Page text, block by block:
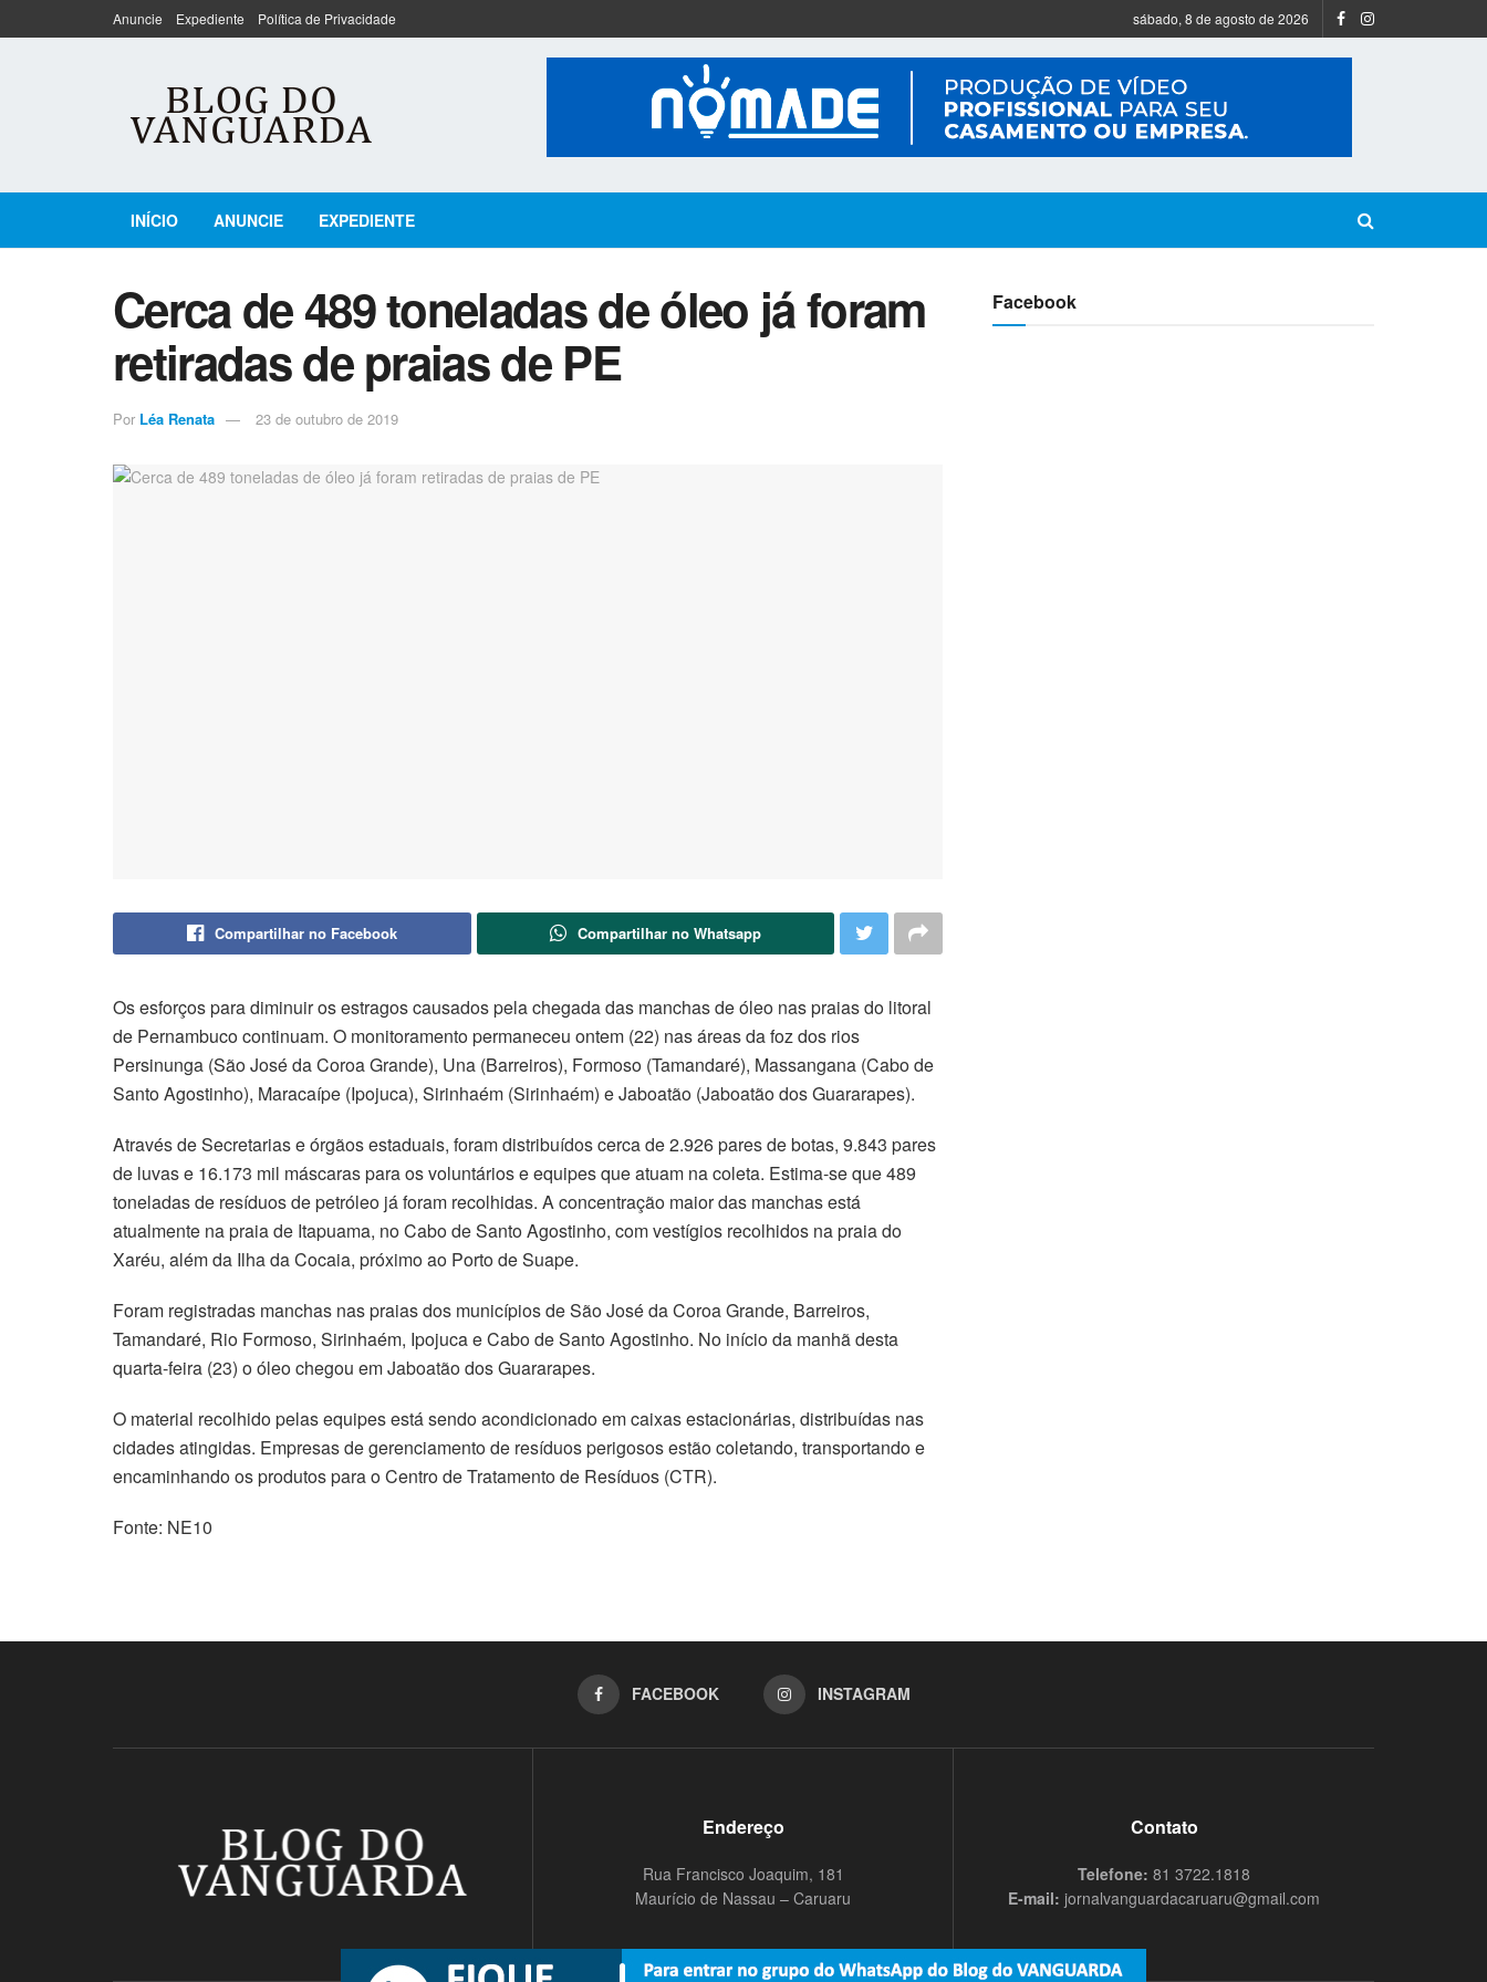
Anuncie Expediente Política de Privacidade sábado, 8 de agosto de 2026
INÍCIO ANUNCIE EXPEDIENTE
Cerca de 489 toneladas de óleo já foram
retiradas de praias de PE
Por Léa Renata 23 de outubro de 2019
Compartilhar no Facebook Compartilhar no Whatsapp
Os esforços para diminuir os estragos causados pela chegada das manchas de óleo nas praias do litoral
de Pernambuco continuam. O monitoramento permaneceu ontem (22) nas áreas da foz dos rios
Persinunga (São José da Coroa Grande), Una (Barreiros), Formoso (Tamandaré), Massangana (Cabo de
Santo Agostinho), Maracaípe (Ipojuca), Sirinhaém (Sirinhaém) e Jaboatão (Jaboatão dos Guararapes).
Através de Secretarias e órgãos estaduais, foram distribuídos cerca de 2.926 pares de botas, 9.843 pares
de luvas e 16.173 mil máscaras para os voluntários e equipes que atuam na coleta. Estima-se que 489
toneladas de resíduos de petróleo já foram recolhidas. A concentração maior das manchas está
atualmente na praia de Itapuama, no Cabo de Santo Agostinho, com vestígios recolhidos na praia do
Xaréu, além da Ilha da Cocaia, próximo ao Porto de Suape.
Foram registradas manchas nas praias dos municípios de São José da Coroa Grande, Barreiros,
Tamandaré, Rio Formoso, Sirinhaém, Ipojuca e Cabo de Santo Agostinho. No início da manhã desta
quarta-feira (23) o óleo chegou em Jaboatão dos Guararapes.
O material recolhido pelas equipes está sendo acondicionado em caixas estacionárias, distribuídas nas
cidades atingidas. Empresas de gerenciamento de resíduos perigosos estão coletando, transportando e
encaminhando os produtos para o Centro de Tratamento de Resíduos (CTR).
Fonte: NE10
Facebook
FACEBOOK INSTAGRAM
Endereço
Rua Francisco Joaquim, 181
Maurício de Nassau – Caruaru
Contato
Telefone: 81 3722.1818
E-mail: jornalvanguardacaruaru@gmail.com